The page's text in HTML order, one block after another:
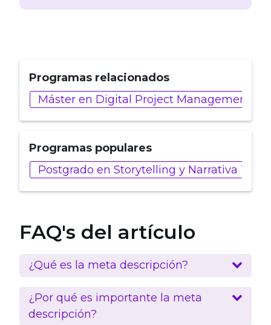
Programas relacionados
Máster en Digital Project Management
Programas populares
Postgrado en Storytelling y Narrativa
FAQ's del artículo
¿Qué es la meta descripción?
¿Por qué es importante la meta
descripción?